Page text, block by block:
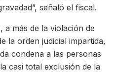
señaló el fiscal.
a más de la violación de
la orden judicial impartida,
condena a las personas
casi total exclusión de la